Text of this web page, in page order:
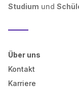
Studium und
Über uns
Kontakt
Karriere